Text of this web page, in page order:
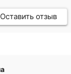
Оставить отзыв